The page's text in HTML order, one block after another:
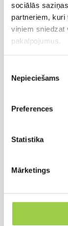
sociālās
partneriem,
viņiem sniedzat
pakalpojumus.
izvēle
Nepieciešams
Preferences
Statistika
Mārketings
Sazinies
+371